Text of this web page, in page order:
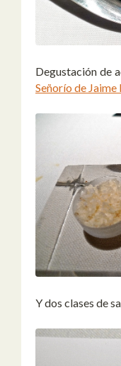
Degustación de
Señorío de Jaime
Y dos clases de